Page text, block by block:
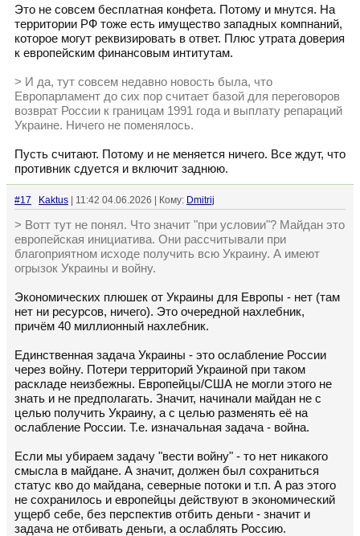
Это не совсем бесплатная конфета. Потому и мнутся. На
территории РФ тоже есть имущество западных компнаний,
которое могут реквизировать в ответ. Плюс утрата доверия
к европейским финансовым интитутам.
> И да, тут совсем недавно новость была, что
Европарламент до сих пор считает базой для переговоров
возврат России к границам 1991 года и выплату репараций
Украине. Ничего не поменялось.
Пусть считают. Потому и не меняется ничего. Все ждут, что
противник сдуется и включит заднюю.
#17 Kaktus | 11:42 04.06.2026 | Кому: Dmitrij
> Вотт тут не понял. Что значит "при условии"? Майдан это
европейская инициатива. Они рассчитывали при
благоприятном исходе получить всю Украину. А имеют
огрызок Украины и войну.
Экономических плюшек от Украины для Европы - нет (там
нет ни ресурсов, ничего). Это очередной нахлебник,
причём 40 миллионный нахлебник.
Единственная задача Украины - это ослабление России
через войну. Потери территорий Украиной при таком
раскладе неизбежны. Европейцы/США не могли этого не
знать и не предполагать. Значит, начинали майдан не с
целью получить Украину, а с целью разменять её на
ослабление России. Т.е. изначальная задача - война.
Если мы убираем задачу "вести войну" - то нет никакого
смысла в майдане. А значит, должен был сохраниться
статус кво до майдана, северные потоки и т.п. А раз этого
не сохранилось и европейцы действуют в экономический
ущерб себе, без перспектив отбить деньги - значит и
задача не отбивать деньги, а ослаблять Россию.